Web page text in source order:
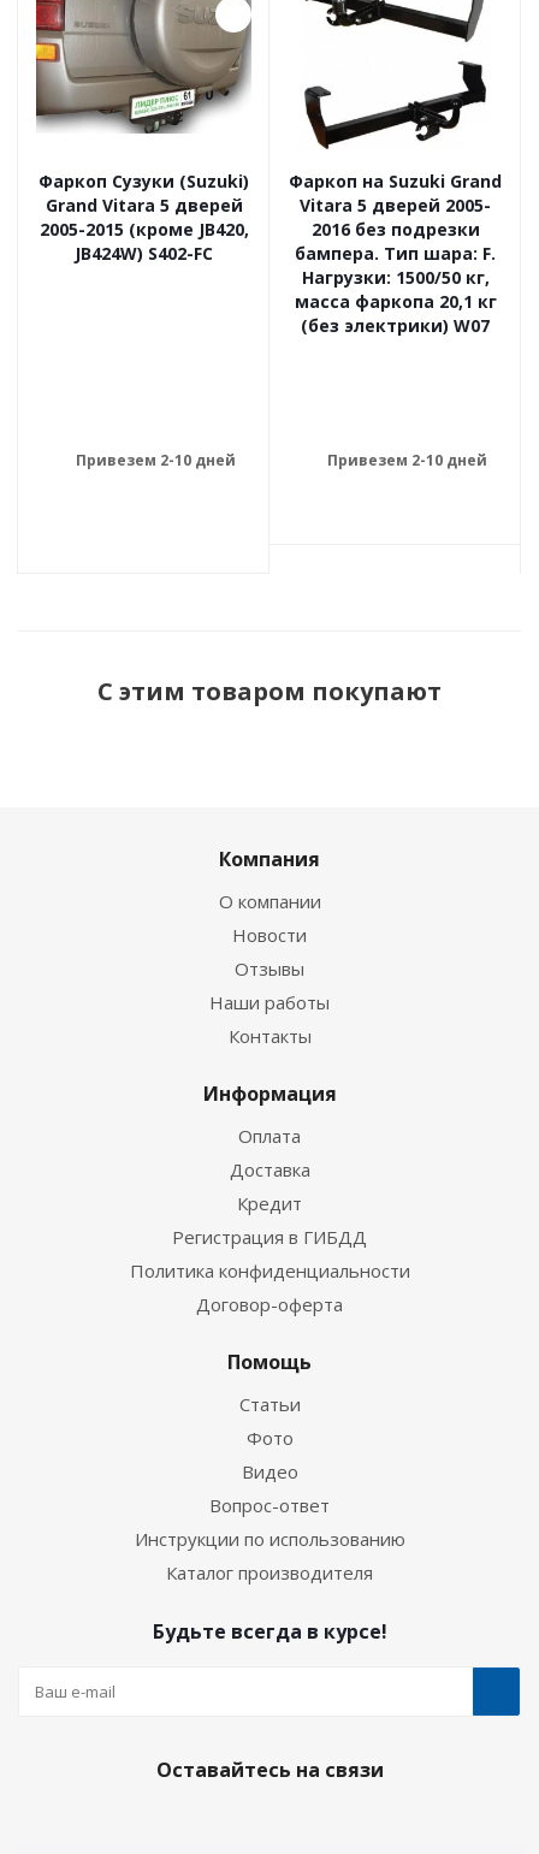
Фаркоп Сузуки (Suzuki)
Grand Vitara 5 дверей
2005-2015 (кроме JB420,
JB424W) S402-FC
Привезем 2-10 дней
Фаркоп на Suzuki Grand
Vitara 5 дверей 2005-
2016 без подрезки
бампера. Тип шара: F.
Нагрузки: 1500/50 кг,
масса фаркопа 20,1 кг
(без электрики) W07
Привезем 2-10 дней
С этим товаром покупают
Компания
О компании
Новости
Отзывы
Наши работы
Контакты
Информация
Оплата
Доставка
Кредит
Регистрация в ГИБДД
Политика конфиденциальности
Договор-оферта
Помощь
Статьи
Фото
Видео
Вопрос-ответ
Инструкции по использованию
Каталог производителя
Будьте всегда в курсе!
Оставайтесь на связи